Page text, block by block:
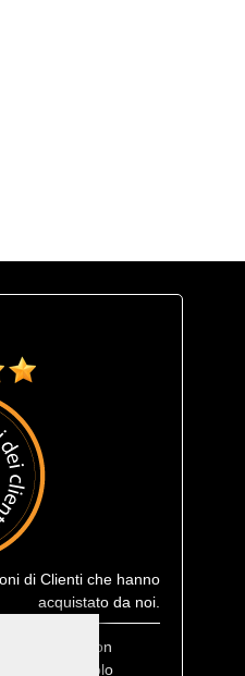
di Clienti che hanno
acquistato da noi.
Prolimit fusion
in 1 solo